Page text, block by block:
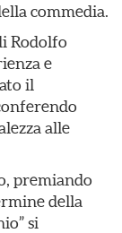
commedia.
Rodolfo
e
il
alle
premiando
della
si